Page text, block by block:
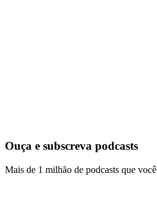
Ouça e subscreva podcasts
Mais de 1 milhão de podcasts que